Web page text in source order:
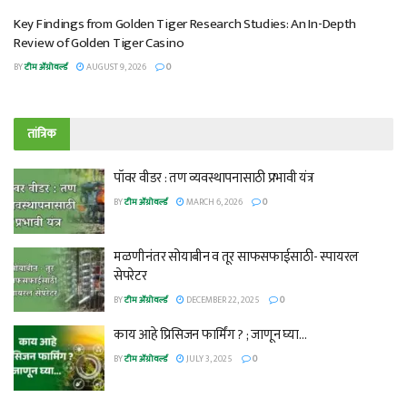
Key Findings from Golden Tiger Research Studies: An In-Depth
Review of Golden Tiger Casino
BYटीम ॲग्रोवर्ल्ड AUGUST 9, 2026 0
तांत्रिक
पॉवर वीडर : तण व्यवस्थापनासाठी प्रभावी यंत्र
BYटीम ॲग्रोवर्ल्ड MARCH 6, 2026 0
मळणीनंतर सोयाबीन व तूर साफसफाईसाठी- स्पायरल
सेपरेटर
BYटीम ॲग्रोवर्ल्ड DECEMBER 22, 2025 0
काय आहे प्रिसिजन फार्मिंग ? ; जाणून घ्या…
BYटीम ॲग्रोवर्ल्ड JULY 3, 2025 0